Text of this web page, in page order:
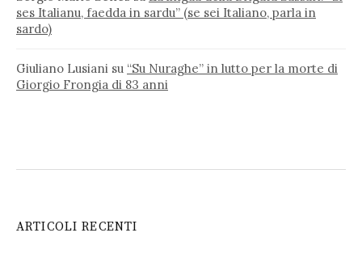
ses Italianu, faedda in sardu” (se sei Italiano, parla in
sardo)
Giuliano Lusiani su “Su Nuraghe” in lutto per la morte di
Giorgio Frongia di 83 anni
ARTICOLI RECENTI